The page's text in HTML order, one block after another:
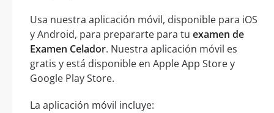
Usa nuestra aplicación móvil, disponible para iOS
y Android, para prepararte para tu examen de
Examen Celador. Nuestra aplicación móvil es
gratis y está disponible en Apple App Store y
Google Play Store.
La aplicación móvil incluye: